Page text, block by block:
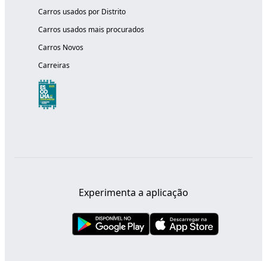
Carros usados por Distrito
Carros usados mais procurados
Carros Novos
Carreiras
Experimenta a aplicação